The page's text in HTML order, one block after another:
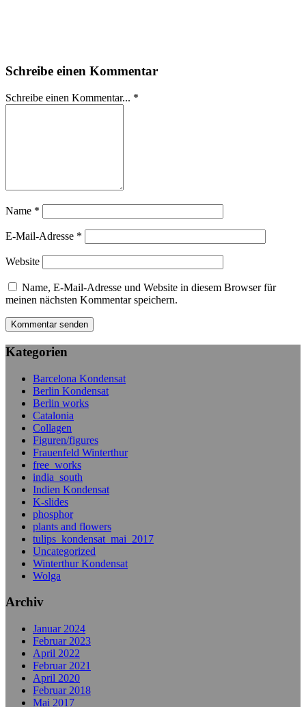
Schreibe einen Kommentar
Schreibe einen Kommentar... *
Name *
E-Mail-Adresse *
Website
Name, E-Mail-Adresse und Website in diesem Browser für
meinen nächsten Kommentar speichern.
Kategorien
Barcelona Kondensat
Berlin Kondensat
Berlin works
Catalonia
Collagen
Figuren/figures
Frauenfeld Winterthur
free_works
india_south
Indien Kondensat
K-slides
phosphor
plants and flowers
tulips_kondensat_mai_2017
Uncategorized
Winterthur Kondensat
Wolga
Archiv
Januar 2024
Februar 2023
April 2022
Februar 2021
April 2020
Februar 2018
Mai 2017